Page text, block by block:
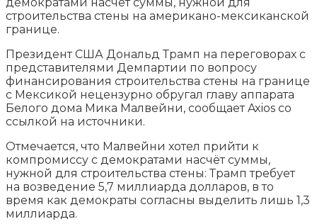
строительства стены на американо-мексиканской
границе.
Президент США Дональд Трамп на переговорах с
представителями Демпартии по вопросу
финансирования строительства стены на границе
с Мексикой нецензурно обругал главу аппарата
Белого дома Мика Малвейни, сообщает Axios со
ссылкой на источники.
Отмечается, что Малвейни хотел прийти к
компромиссу с демократами насчёт суммы,
нужной для строительства стены: Трамп требует
на возведение 5,7 миллиарда долларов, в то
время как демократы согласны выделить лишь 1,3
миллиарда.